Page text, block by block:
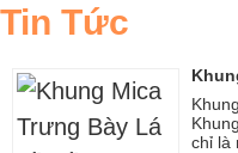
Tin Tức
chỉ là